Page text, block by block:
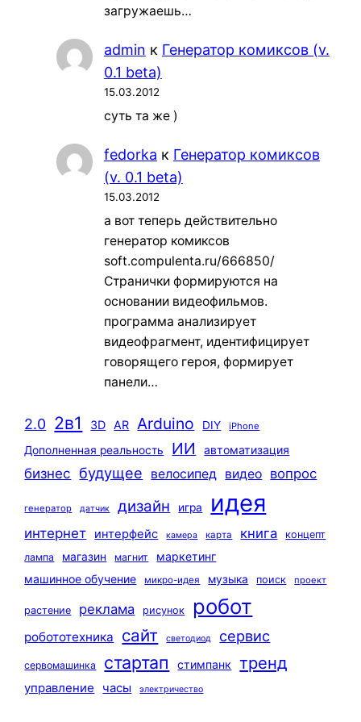
загружаешь…
admin к Генератор комиксов (v.
0.1 beta)
15.03.2012
суть та же )
fedorka к Генератор комиксов
(v. 0.1 beta)
15.03.2012
а вот теперь действительно
генератор комиксов
soft.compulenta.ru/666850/
Странички формируются на
основании видеофильмов.
программа анализирует
видеофрагмент, идентифицирует
говорящего героя, формирует
панели…
2.0 2в1 3D AR Arduino DIY iPhone
Дополненная реальность ИИ автоматизация
бизнес будущее велосипед видео вопрос
генератор датчик дизайн игра идея
интернет интерфейс камера карта книга
концепт
лампа
магазин магнит
маркетинг
машинное обучение
микро-идея музыка поиск проект
растение реклама рисунок робот
робототехника сайт светодиод сервис
сервомашинка стартап стимпанк тренд
управление часы электричество